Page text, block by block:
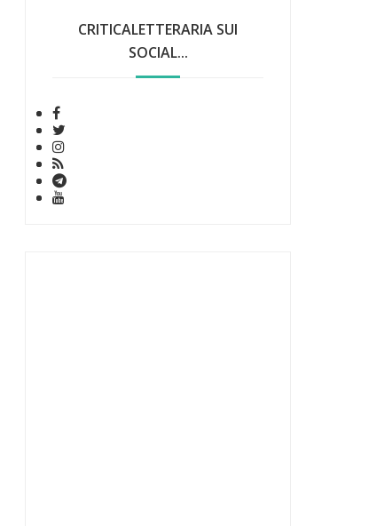
CRITICALETTERARIA SUI
SOCIAL...